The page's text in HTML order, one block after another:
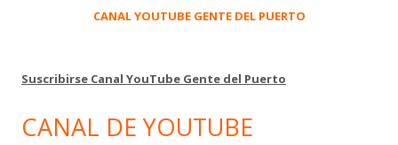
CANAL YOUTUBE GENTE DEL PUERTO
Suscribirse Canal YouTube Gente del Puerto
CANAL DE YOUTUBE